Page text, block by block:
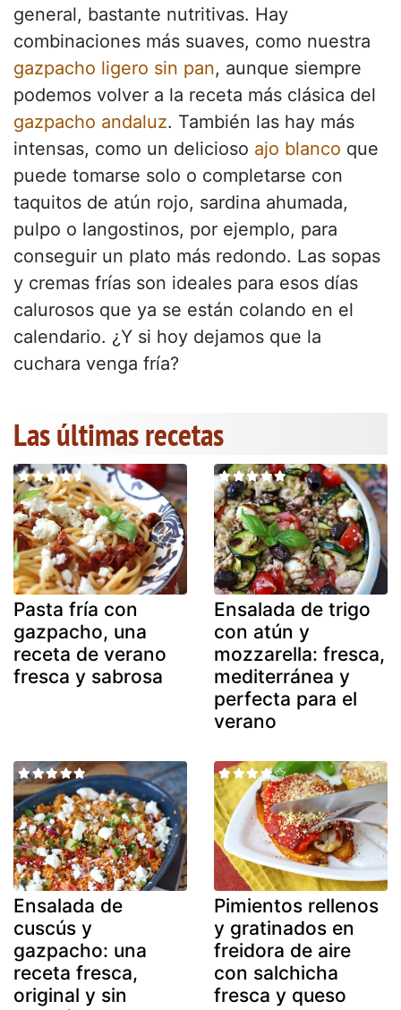
general, bastante nutritivas. Hay
combinaciones más suaves, como nuestra
gazpacho ligero sin pan, aunque siempre
podemos volver a la receta más clásica del
gazpacho andaluz. También las hay más
intensas, como un delicioso ajo blanco que
puede tomarse solo o completarse con
taquitos de atún rojo, sardina ahumada,
pulpo o langostinos, por ejemplo, para
conseguir un plato más redondo. Las sopas
y cremas frías son ideales para esos días
calurosos que ya se están colando en el
calendario. ¿Y si hoy dejamos que la
cuchara venga fría?
Las últimas recetas
Pasta fría con
gazpacho, una
receta de verano
fresca y sabrosa
Ensalada de trigo
con atún y
mozzarella: fresca,
mediterránea y
perfecta para el
verano
Ensalada de
cuscús y
gazpacho: una
receta fresca,
original y sin
Pimientos rellenos
y gratinados en
freidora de aire
con salchicha
fresca y queso